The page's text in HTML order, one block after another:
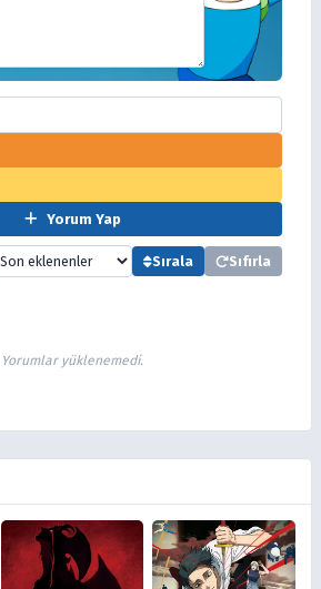
Yorum Yap
Sırala Sıfırla
Yorumlar yüklenemedi.